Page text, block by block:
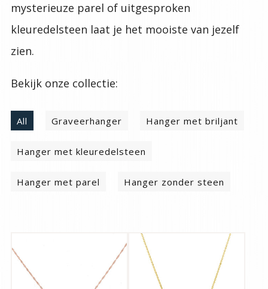
mysterieuze parel of uitgesproken
kleuredelsteen laat je het mooiste van jezelf
zien.
Bekijk onze collectie:
All Graveerhanger Hanger met briljant
Hanger met kleuredelsteen
Hanger met parel Hanger zonder steen